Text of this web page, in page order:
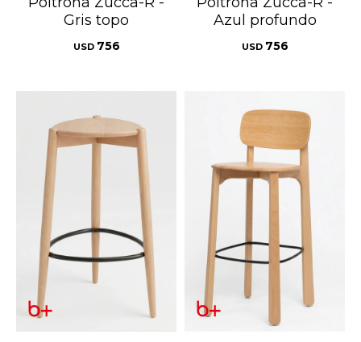
Gris topo
USD 756
Azul profundo
USD 756